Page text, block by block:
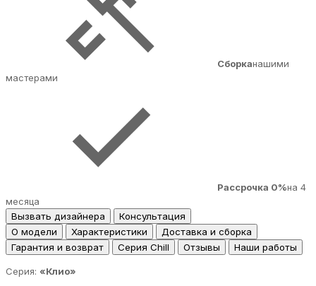
Сборканашими
мастерами
Рассрочка 0%на 4
месяца
Вызвать дизайнера
Консультация
О модели
Характеристики
Доставка и сборка
Гарантия и возврат
Серия Chill Отзывы Наши работы
Серия: «Клио»